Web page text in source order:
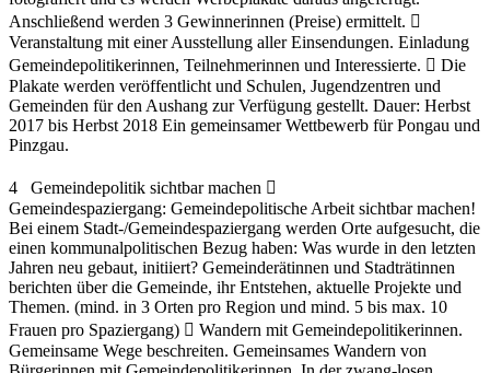
Anschließend werden 3 Gewinnerinnen (Preise) ermittelt. 
Veranstaltung mit einer Ausstellung aller Einsendungen. Einladung
Gemeindepolitikerinnen, Teilnehmerinnen und Interessierte.  Die
Plakate werden veröffentlicht und Schulen, Jugendzentren und
Gemeinden für den Aushang zur Verfügung gestellt. Dauer: Herbst
2017 bis Herbst 2018 Ein gemeinsamer Wettbewerb für Pongau und
Pinzgau.
4 Gemeindepolitik sichtbar machen 
Gemeindespaziergang: Gemeindepolitische Arbeit sichtbar machen!
Bei einem Stadt-/Gemeindespaziergang werden Orte aufgesucht, die
einen kommunalpolitischen Bezug haben: Was wurde in den letzten
Jahren neu gebaut, initiiert? Gemeinderätinnen und Stadträtinnen
berichten über die Gemeinde, ihr Entstehen, aktuelle Projekte und
Themen. (mind. in 3 Orten pro Region und mind. 5 bis max. 10
Frauen pro Spaziergang)  Wandern mit Gemeindepolitikerinnen.
Gemeinsame Wege beschreiten. Gemeinsames Wandern von